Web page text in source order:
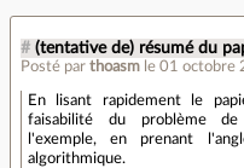
# (tentative de) résumé du
Posté par thoasm le 01 octobre
En lisant rapidement le
faisabilité du problème de
l'exemple, en prenant
algorithmique.